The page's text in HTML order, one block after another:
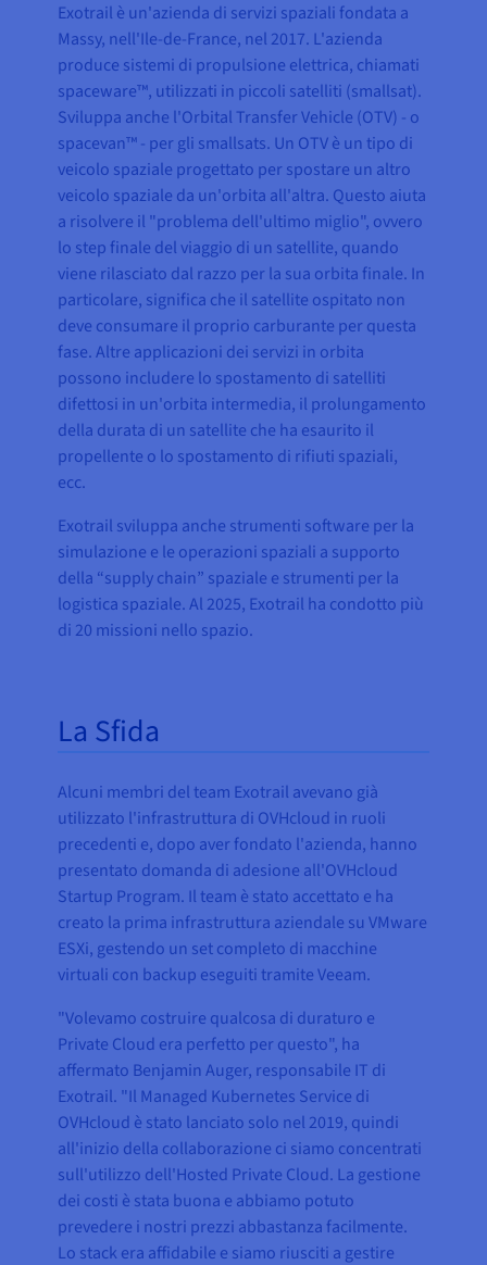
Exotrail è un'azienda di servizi spaziali fondata a
Massy, nell'Ile-de-France, nel 2017. L'azienda
produce sistemi di propulsione elettrica, chiamati
spaceware™, utilizzati in piccoli satelliti (smallsat).
Sviluppa anche l'Orbital Transfer Vehicle (OTV) - o
spacevan™ - per gli smallsats. Un OTV è un tipo di
veicolo spaziale progettato per spostare un altro
veicolo spaziale da un'orbita all'altra. Questo aiuta
a risolvere il "problema dell'ultimo miglio", ovvero
lo step finale del viaggio di un satellite, quando
viene rilasciato dal razzo per la sua orbita finale. In
particolare, significa che il satellite ospitato non
deve consumare il proprio carburante per questa
fase. Altre applicazioni dei servizi in orbita
possono includere lo spostamento di satelliti
difettosi in un'orbita intermedia, il prolungamento
della durata di un satellite che ha esaurito il
propellente o lo spostamento di rifiuti spaziali,
ecc.
Exotrail sviluppa anche strumenti software per la
simulazione e le operazioni spaziali a supporto
della “supply chain” spaziale e strumenti per la
logistica spaziale. Al 2025, Exotrail ha condotto più
di 20 missioni nello spazio.
La Sfida
Alcuni membri del team Exotrail avevano già
utilizzato l'infrastruttura di OVHcloud in ruoli
precedenti e, dopo aver fondato l'azienda, hanno
presentato domanda di adesione all'OVHcloud
Startup Program. Il team è stato accettato e ha
creato la prima infrastruttura aziendale su VMware
ESXi, gestendo un set completo di macchine
virtuali con backup eseguiti tramite Veeam.
"Volevamo costruire qualcosa di duraturo e
Private Cloud era perfetto per questo", ha
affermato Benjamin Auger, responsabile IT di
Exotrail. "Il Managed Kubernetes Service di
OVHcloud è stato lanciato solo nel 2019, quindi
all'inizio della collaborazione ci siamo concentrati
sull'utilizzo dell'Hosted Private Cloud. La gestione
dei costi è stata buona e abbiamo potuto
prevedere i nostri prezzi abbastanza facilmente.
Lo stack era affidabile e siamo riusciti a gestire